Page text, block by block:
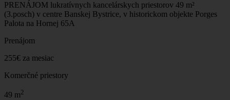
PRENÁJOM lukratívnych kancelárskych priestorov 49 m²
(3.posch) v centre Banskej Bystrice, v historickom objekte Porges
Palota na Hornej 65A
Prenájom
255€ za mesiac
Komerčné priestory
49 m2